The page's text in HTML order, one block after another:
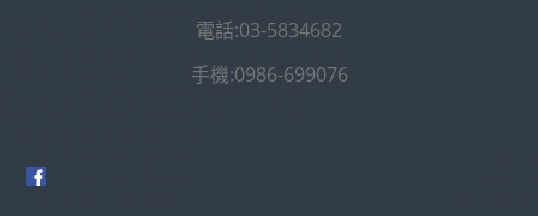
電話:03-5834682
手機:0986-699076